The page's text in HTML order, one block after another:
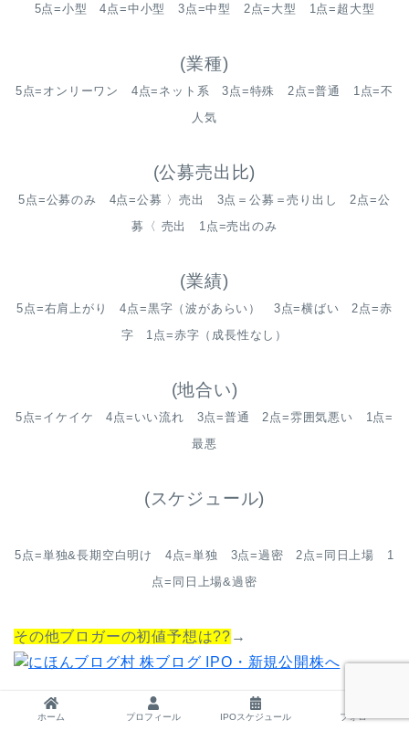
5点=小型 4点=中小型 3点=中型 2点=大型 1点=超大型
(業種)
5点=オンリーワン 4点=ネット系 3点=特殊 2点=普通 1点=不
人気
(公募売出比)
5点=公募のみ 4点=公募 〉売出 3点＝公募＝売り出し 2点=公
募〈 売出 1点=売出のみ
(業績)
5点=右肩上がり 4点=黒字（波があらい） 3点=横ばい 2点=赤
字 1点=赤字（成長性なし）
(地合い)
5点=イケイケ 4点=いい流れ 3点=普通 2点=雰囲気悪い 1点=
最悪
(スケジュール)
5点=単独&長期空白明け 4点=単独 3点=過密 2点=同日上場 1
点=同日上場&過密
その他ブロガーの初値予想は?? →
（ブログ村へ飛びます）
ホーム プロフィール IPOスケジュール フォロー